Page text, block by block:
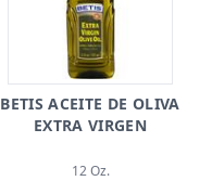
BETIS ACEITE DE OLIVA
EXTRA VIRGEN
12 Oz.